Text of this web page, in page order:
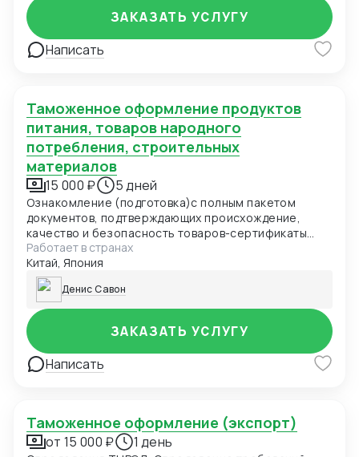
Написать
ЗАКАЗАТЬ УСЛУГУ
Таможенное оформление продуктов
питания, товаров народного
потребления, строительных
материалов
15 000 ₽ 5 дней
Ознакомление (подготовка)с полным пакетом
документов, подтверждающих происхождение,
качество и безопасность товаров-сертификаты
происхождения, декларации соответствия,
ветеринарные и фитосанитарные сертификаты,
лицензии на ввоз, контракты и счета-фактуры.
Работает в странах
Китай, Япония
Денис Савон
Написать
ЗАКАЗАТЬ УСЛУГУ
Таможенное оформление (экспорт)
от 15 000 ₽ 1 день